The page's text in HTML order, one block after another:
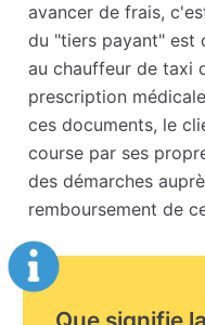
avancer de frais,
du "tiers payant" est
au chauffeur de taxi
prescription
ces documents, le
course par ses
des démarches
remboursement de